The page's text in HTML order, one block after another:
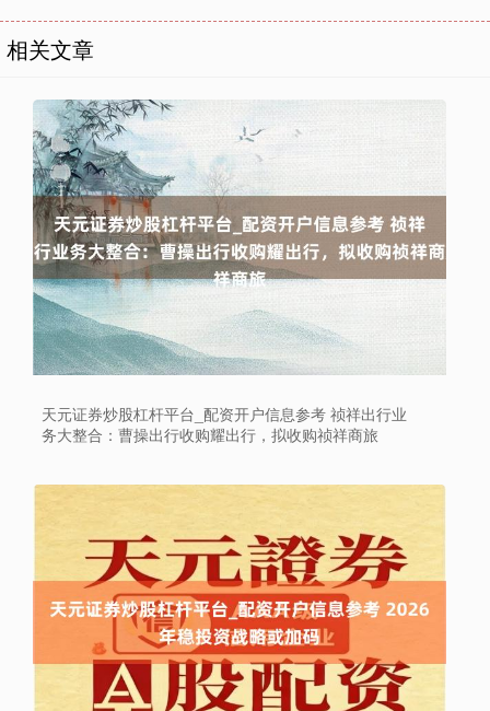
相关文章
天元证券炒股杠杆平台_配资开户信息参考 祯祥出行业
务大整合：曹操出行收购耀出行，拟收购祯祥商旅